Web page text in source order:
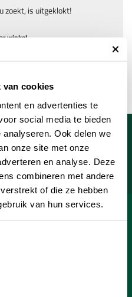
van cookies
en advertenties te
social media te bieden
Ook delen we
onze site met onze
en analyse. Deze
combineren met andere
of die ze hebben
van hun services.
zoekt, is uitgeklokt!
winkel
nieuwsbrief